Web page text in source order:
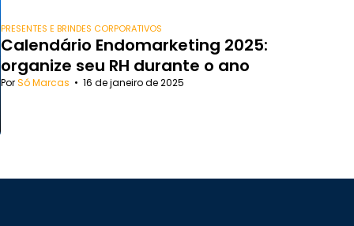
PRESENTES E BRINDES CORPORATIVOS
Calendário Endomarketing 2025:
organize seu RH durante o ano
PorSó Marcas • 16 de janeiro de 2025